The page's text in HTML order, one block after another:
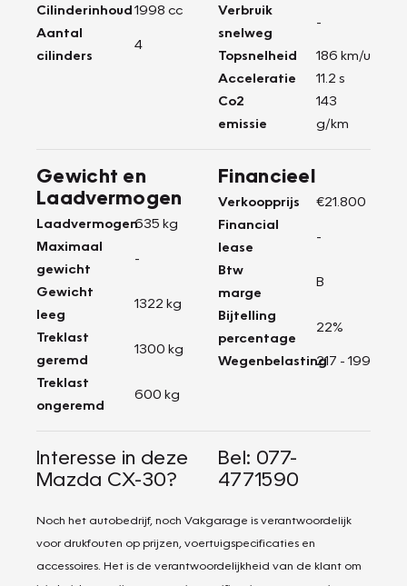
Cilinderinhoud1998 cc
Aantal
cilinders
4
Verbruik
snelweg
-
Topsnelheid
186 km/u
Acceleratie
11.2 s
Co2
emissie
143
g/km
Gewicht en
Laadvermogen
Laadvermogen635 kg
Maximaal
gewicht
-
Gewicht
leeg
1322 kg
Treklast
geremd
1300 kg
Treklast
ongeremd
600 kg
Financieel
Verkoopprijs
€21.800
Financial
lease
-
Btw
marge
B
Bijtelling
percentage
22%
Wegenbelasting217 - 199
Interesse in deze
Mazda CX-30?
Bel: 077-
4771590
Noch het autobedrijf, noch Vakgarage is verantwoordelijk
voor drukfouten op prijzen, voertuigspecificaties en
accessoires. Het is de verantwoordelijkheid van de klant om